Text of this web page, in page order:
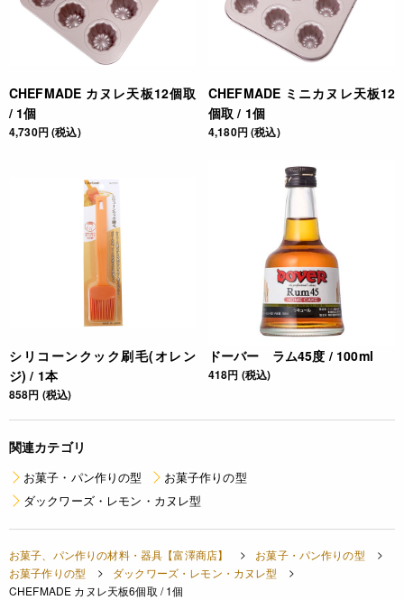
CHEFMADE カヌレ天板12個取
/ 1個
4,730円 (税込)
CHEFMADE ミニカヌレ天板12
個取 / 1個
4,180円 (税込)
シリコーンクック刷毛(オレン
ジ) / 1本
858円 (税込)
ドーバー ラム45度 / 100ml
418円 (税込)
関連カテゴリ
お菓子・パン作りの型
お菓子作りの型
ダックワーズ・レモン・カヌレ型
お菓子、パン作りの材料・器具【富澤商店】
お菓子・パン作りの型
お菓子作りの型
ダックワーズ・レモン・カヌレ型
CHEFMADE カヌレ天板6個取 / 1個